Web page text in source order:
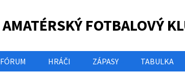
AMATÉRSKÝ FOTBALOVÝ
FÓRUM HRÁČI ZÁPASY TABULKA